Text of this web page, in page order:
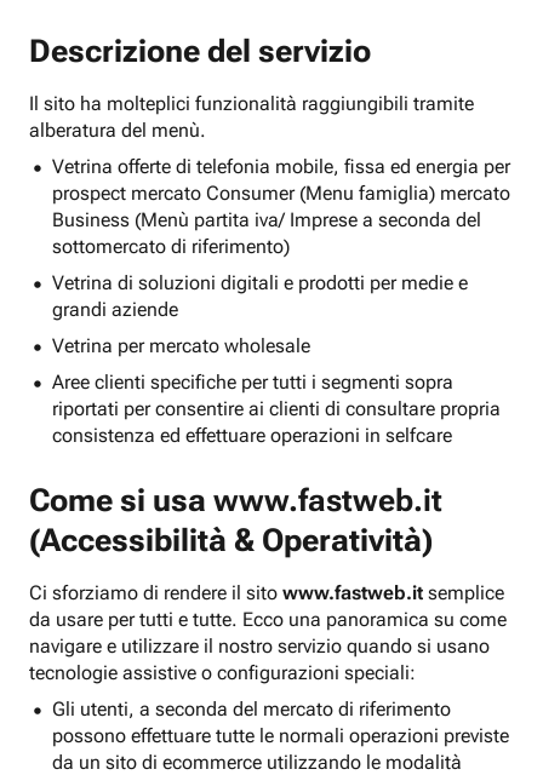
Descrizione del servizio
Il sito ha molteplici funzionalità raggiungibili tramite
alberatura del menù.
Vetrina offerte di telefonia mobile, fissa ed energia per
prospect mercato Consumer (Menu famiglia) mercato
Business (Menù partita iva/ Imprese a seconda del
sottomercato di riferimento)
Vetrina di soluzioni digitali e prodotti per medie e
grandi aziende
Vetrina per mercato wholesale
Aree clienti specifiche per tutti i segmenti sopra
riportati per consentire ai clienti di consultare propria
consistenza ed effettuare operazioni in selfcare
Come si usa www.fastweb.it
(Accessibilità & Operatività)
Ci sforziamo di rendere il sito www.fastweb.it semplice
da usare per tutti e tutte. Ecco una panoramica su come
navigare e utilizzare il nostro servizio quando si usano
tecnologie assistive o configurazioni speciali:
Gli utenti, a seconda del mercato di riferimento
possono effettuare tutte le normali operazioni previste
da un sito di ecommerce utilizzando le modalità